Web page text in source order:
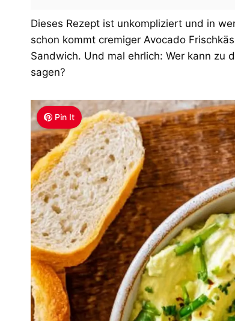
Dieses Rezept ist unkompliziert und in
schon kommt cremiger Avocado
Sandwich. Und mal ehrlich: Wer kann zu
sagen?
Pin It